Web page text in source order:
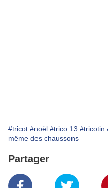
#tricot #noël #trico 13 #tricotin
même des chaussons
Partager